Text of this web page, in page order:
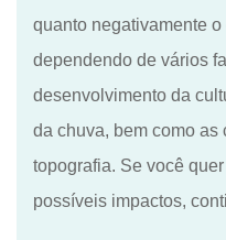
quanto negativamente
dependendo de vários
desenvolvimento da
da chuva, bem como as
topografia. Se você
possíveis impactos,